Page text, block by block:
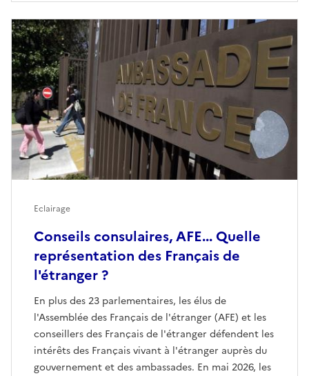
Conseils consulaires, AFE... Quelle
représentation des Français de
l'étranger ?
En plus des 23 parlementaires, les élus de
l'Assemblée des Français de l'étranger (AFE) et les
conseillers des Français de l'étranger défendent les
intérêts des Français vivant à l'étranger auprès du
gouvernement et des ambassades. En mai 2026, les
Eclairage